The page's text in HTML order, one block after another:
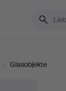
/ Glasobjekte